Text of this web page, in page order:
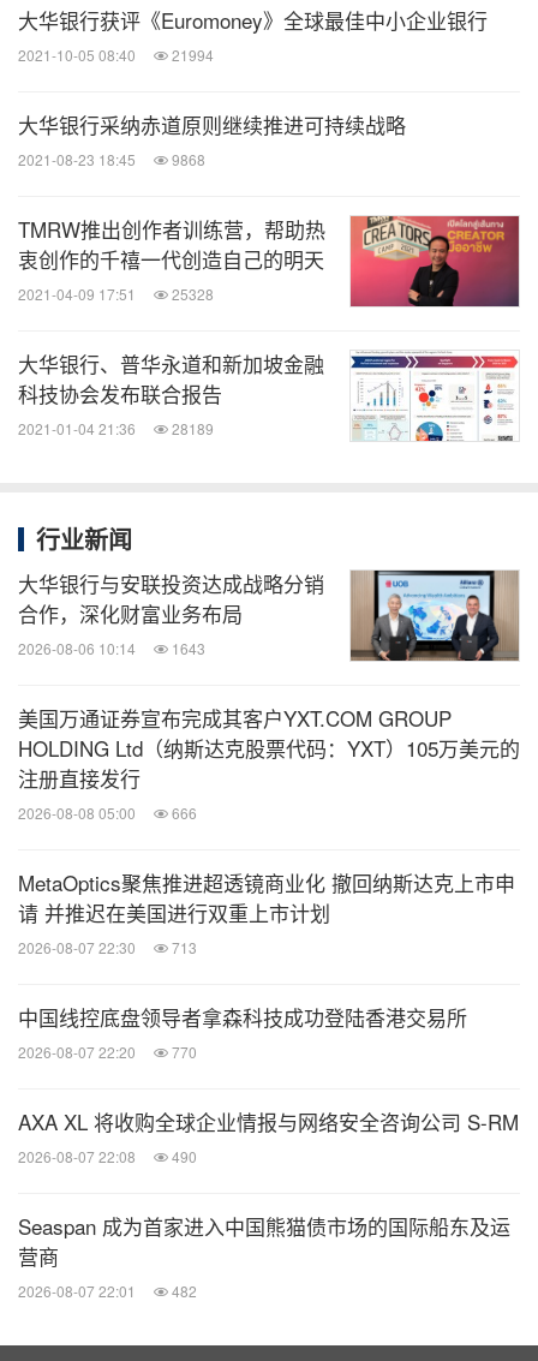
大华银行获评《Euromoney》全球最佳中小企业银行
2021-10-05 08:40 21994
大华银行采纳赤道原则继续推进可持续战略
2021-08-23 18:45 9868
TMRW推出创作者训练营，帮助热
衷创作的千禧一代创造自己的明天
2021-04-09 17:51 25328
大华银行、普华永道和新加坡金融
科技协会发布联合报告
2021-01-04 21:36 28189
行业新闻
大华银行与安联投资达成战略分销
合作，深化财富业务布局
2026-08-06 10:14 1643
美国万通证券宣布完成其客户YXT.COM GROUP
HOLDING Ltd（纳斯达克股票代码：YXT）105万美元的
注册直接发行
2026-08-08 05:00 666
MetaOptics聚焦推进超透镜商业化 撤回纳斯达克上市申
请 并推迟在美国进行双重上市计划
2026-08-07 22:30 713
中国线控底盘领导者拿森科技成功登陆香港交易所
2026-08-07 22:20 770
AXA XL 将收购全球企业情报与网络安全咨询公司 S-RM
2026-08-07 22:08 490
Seaspan 成为首家进入中国熊猫债市场的国际船东及运
营商
2026-08-07 22:01 482